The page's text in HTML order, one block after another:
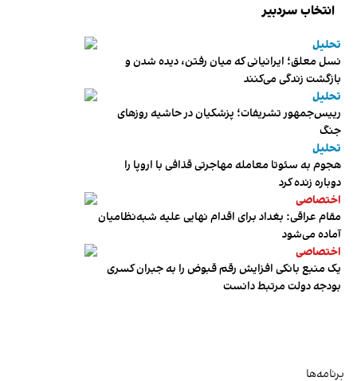
انتخاب سردبیر
تحلیل
نسل معلق؛ ایرانیانی که میان رفتن، دیده شدن و
بازگشت زندگی می‌کنند
تحلیل
رییس‌جمهور تشریفات؛ پزشکیان در حاشیه روزهای
جنگ
تحلیل
هجوم به سئوتا معامله مهاجرتی قذافی با اروپا را
دوباره زنده کرد
اختصاصی
مقام عراقی: بغداد برای اقدام نهایی علیه شبه‌نظامیان
آماده می‌شود
اختصاصی
یک منبع بانکی افزایش رقم قبوض را به جبران کسری
بودجه دولت مرتبط دانست
برنامه‌ها